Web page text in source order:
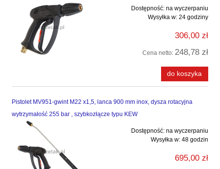
Dostępność: na wyczerpaniu
Wysyłka w: 24 godziny
306,00 zł
Cena netto: 248,78 zł
do koszyka
Pistolet MV951-gwint M22 x1,5, lanca 900 mm inox, dysza rotacyjna
wytrzymałość 255 bar , szybkozłącze typu KEW
Dostępność: na wyczerpaniu
Wysyłka w: 48 godzin
695,00 zł